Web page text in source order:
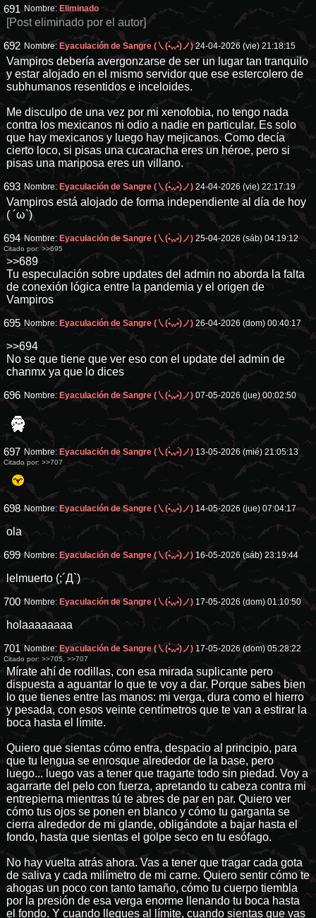
691 Nombre: Eliminado
[Post eliminado por el autor]
692 Nombre: Eyaculación de Sangre (㇏(•̀ᵥᵥ•́)ノ) 24-04-2026 (vie) 21:18:15
Vampiros debería avergonzarse de ser un lugar tan tranquilo
y estar alojado en el mismo servidor que ese estercolero de
subhumanos resentidos e inceloides.
Me disculpo de una vez por mi xenofobia, no tengo nada
contra los mexicanos ni odio a nadie en particular. Es solo
que hay mexicanos y luego hay mejicanos. Como decía
cierto loco, si pisas una cucaracha eres un héroe, pero si
pisas una mariposa eres un villano.
693 Nombre: Eyaculación de Sangre (㇏(•̀ᵥᵥ•́)ノ) 24-04-2026 (vie) 22:17:19
Vampiros está alojado de forma independiente al día de hoy
( ´ω`)
694 Nombre: Eyaculación de Sangre (㇏(•̀ᵥᵥ•́)ノ) 25-04-2026 (sáb) 04:19:12
Citado por:>>695
>>689
Tu especulación sobre updates del admin no aborda la falta
de conexión lógica entre la pandemia y el origen de
Vampiros
695 Nombre: Eyaculación de Sangre (㇏(•̀ᵥᵥ•́)ノ) 26-04-2026 (dom) 00:40:17
>>694
No se que tiene que ver eso con el update del admin de
chanmx ya que lo dices
696 Nombre: Eyaculación de Sangre (㇏(•̀ᵥᵥ•́)ノ) 07-05-2026 (jue) 00:02:50
697 Nombre: Eyaculación de Sangre (㇏(•̀ᵥᵥ•́)ノ) 13-05-2026 (mié) 21:05:13
Citado por: >>707
698 Nombre: Eyaculación de Sangre (㇏(•̀ᵥᵥ•́)ノ) 14-05-2026 (jue) 07:04:17
ola
699 Nombre: Eyaculación de Sangre (㇏(•̀ᵥᵥ•́)ノ) 16-05-2026 (sáb) 23:19:44
lelmuerto (;´Д`)
700 Nombre: Eyaculación de Sangre (㇏(•̀ᵥᵥ•́)ノ) 17-05-2026 (dom) 01:10:50
holaaaaaaaa
701 Nombre: Eyaculación de Sangre (㇏(•̀ᵥᵥ•́)ノ) 17-05-2026 (dom) 05:28:22
Citado por: >>705, >>707
Mírate ahí de rodillas, con esa mirada suplicante pero
dispuesta a aguantar lo que te voy a dar. Porque sabes bien
lo que tienes entre las manos: mi verga, dura como el hierro
y pesada, con esos veinte centímetros que te van a estirar la
boca hasta el límite.
Quiero que sientas cómo entra, despacio al principio, para
que tu lengua se enrosque alrededor de la base, pero
luego... luego vas a tener que tragarte todo sin piedad. Voy a
agarrarte del pelo con fuerza, apretando tu cabeza contra mi
entrepierna mientras tú te abres de par en par. Quiero ver
cómo tus ojos se ponen en blanco y cómo tu garganta se
cierra alrededor de mi glande, obligándote a bajar hasta el
fondo, hasta que sientas el golpe seco en tu esófago.
No hay vuelta atrás ahora. Vas a tener que tragar cada gota
de saliva y cada milímetro de mi carne. Quiero sentir cómo te
ahogas un poco con tanto tamaño, cómo tu cuerpo tiembla
por la presión de esa verga enorme llenando tu boca hasta
el fondo. Y cuando llegues al límite, cuando sientas que vas